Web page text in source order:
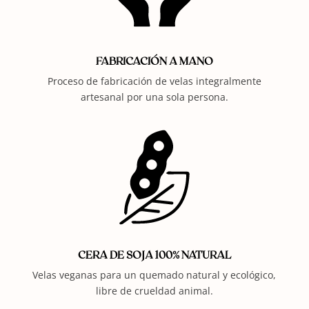
FABRICACIÓN A MANO
Proceso de fabricación de velas integralmente
artesanal por una sola persona.
CERA DE SOJA 100% NATURAL
Velas veganas para un quemado natural y ecológico,
libre de crueldad animal.